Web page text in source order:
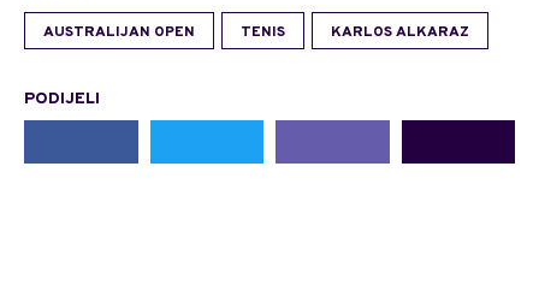
AUSTRALIJAN OPEN TENIS KARLOS ALKARAZ
PODIJELI